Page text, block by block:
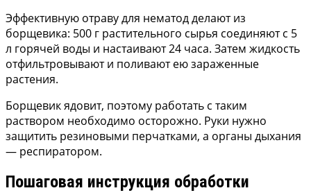
Эффективную отраву для нематод делают из
борщевика: 500 г растительного сырья соединяют с 5
л горячей воды и настаивают 24 часа. Затем жидкость
отфильтровывают и поливают ею зараженные
растения.
Борщевик ядовит, поэтому работать с таким
раствором необходимо осторожно. Руки нужно
защитить резиновыми перчатками, а органы дыхания
— респиратором.
Пошаговая инструкция обработки